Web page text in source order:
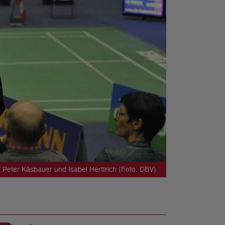
Peter Käsbauer und Isabel Herttrich (Foto: DBV)